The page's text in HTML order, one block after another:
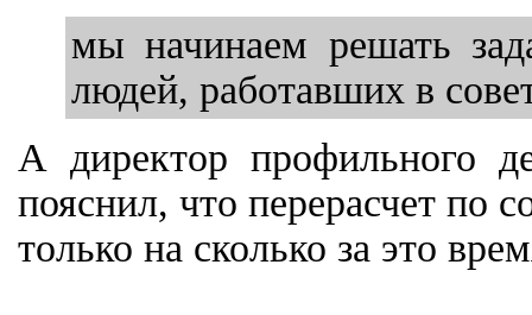
мы начинаем решать
людей, работавших в
А директор профильного
пояснил, что перерасчет по
только на сколько за это